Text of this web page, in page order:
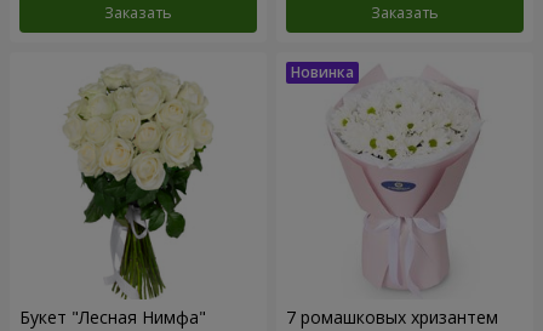
Заказать Заказать
Букет "Лесная Нимфа" 7 ромашковых хризантем